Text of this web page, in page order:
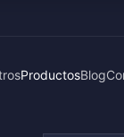
ProductosBlog